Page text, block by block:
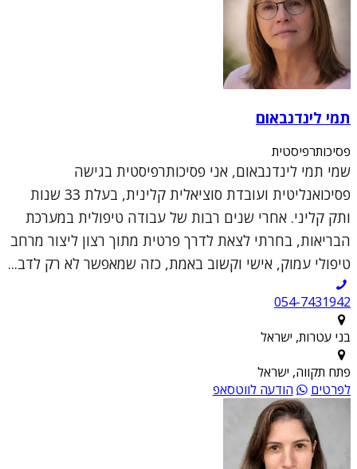
תמי לינדנבאום
פסיכותרפיסטית
שמי תמי לינדנבאום, אני פסיכותרפיסטית בגישה
פסיכואנליטית ועובדת סוציאלית קלינית, בעלת 33 שנות
ותק קליני. אחרי שנים רבות של עבודה טיפולית במערכת
הבריאות, בחרתי לצאת לדרך פרטית מתוך רצון ליצור מרחב
טיפולי עמוק, אישי וקשוב באמת, כזה שמאפשר לא רק לדב...
054-7431942
בני עטרות, ישראל
פתח תקווה, ישראל
לפרטים
הודעה לווטסאפ